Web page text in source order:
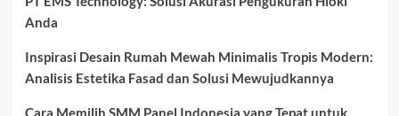
Anda
Inspirasi Desain Rumah Mewah Minimalis Tropis Modern:
Analisis Estetika Fasad dan Solusi Mewujudkannya
Cara Memilih SMM Panel Indonesia yang Tepat untuk